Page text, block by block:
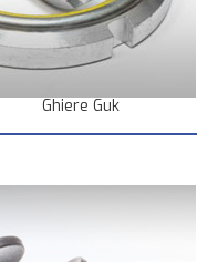
Ghiere Guk